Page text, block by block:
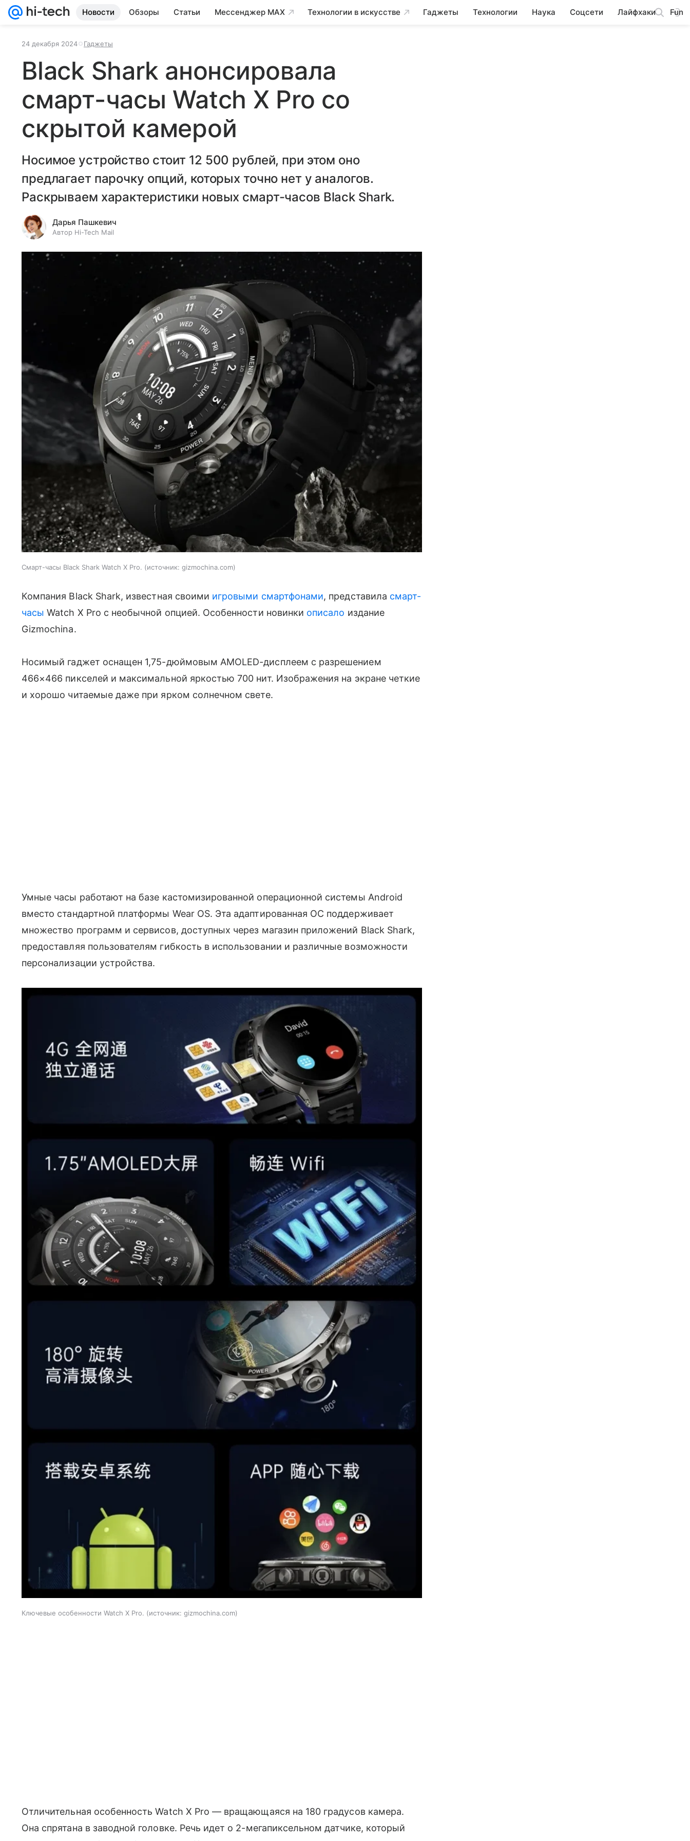
Новости Обзоры Статьи Мессенджер MAX Технологии в искусстве Гаджеты Технологии Наука Соцсети Лайфхаки Fun
24 декабря 2024 Гаджеты
Black Shark анонсировала
смарт-часы Watch X Pro со
скрытой камерой
Носимое устройство стоит 12 500 рублей, при этом оно
предлагает парочку опций, которых точно нет у аналогов.
Раскрываем характеристики новых смарт-часов Black Shark.
Дарья Пашкевич
Автор Hi-Tech Mail
Смарт-часы Black Shark Watch X Pro. источник: gizmochina.com
Компания Black Shark, известная своими игровыми смартфонами, представила смарт-
часы Watch X Pro с необычной опцией. Особенности новинки описало издание
Gizmochina.
Носимый гаджет оснащен 1,75-дюймовым AMOLED-дисплеем с разрешением
466×466 пикселей и максимальной яркостью 700 нит. Изображения на экране четкие
и хорошо читаемые даже при ярком солнечном свете.
Умные часы работают на базе кастомизированной операционной системы Android
вместо стандартной платформы Wear OS. Эта адаптированная ОС поддерживает
множество программ и сервисов, доступных через магазин приложений Black Shark,
предоставляя пользователям гибкость в использовании и различные возможности
персонализации устройства.
Ключевые особенности Watch X Pro. источник: gizmochina.com
Отличительная особенность Watch X Pro — вращающаяся на 180 градусов камера.
Она спрятана в заводной головке. Речь идет о 2-мегапиксельном датчике, который